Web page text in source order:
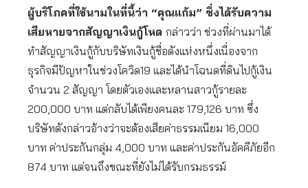
ผู้บริโภคที่ใช้นามในที่นี้ว่า “คุณแก้ม” ซึ่งได้รับความ
เสียหายจากสัญญาเงินกู้โหด กล่าวว่า ช่วงที่ผ่านมาได้
ทำสัญญาเงินกู้กับบริษัทเงินกู้ชื่อดังแห่งหนึ่งเนื่องจาก
ธุรกิจมีปัญหาในช่วงโควิด19 และได้นำโฉนดที่ดินไปกู้เงิน
จำนวน 2 สัญญา โดยตัวเองและหลานสาวกู้รายละ
200,000 บาท แต่กลับได้เพียงคนละ 179,126 บาท ซึ่ง
บริษัทดังกล่าวอ้างว่าจะต้องเสียค่าธรรมเนียม 16,000
บาท ค่าประกันกลุ่ม 4,000 บาท และค่าประกันอัคคีภัยอีก
874 บาท แต่จนถึงขณะที่ยังไม่ได้รับกรมธรรม์